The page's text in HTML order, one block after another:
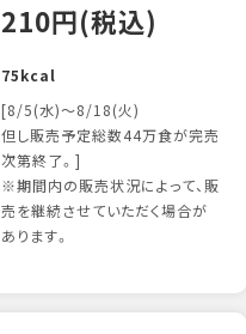
210円(税込)
75kcal
[8/5(水)～8/18(火)
但し販売予定総数44万食が完売
次第終了。]
※期間内の販売状況によって、販
売を継続させていただく場合が
あります。